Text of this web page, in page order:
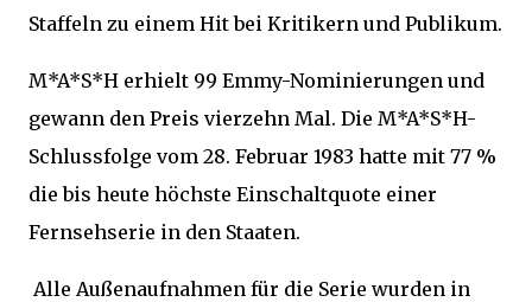
Staffeln zu einem Hit bei Kritikern und Publikum.
M*A*S*H erhielt 99 Emmy-Nominierungen und
gewann den Preis vierzehn Mal. Die M*A*S*H-
Schlussfolge vom 28. Februar 1983 hatte mit 77 %
die bis heute höchste Einschaltquote einer
Fernsehserie in den Staaten.
Alle Außenaufnahmen für die Serie wurden in